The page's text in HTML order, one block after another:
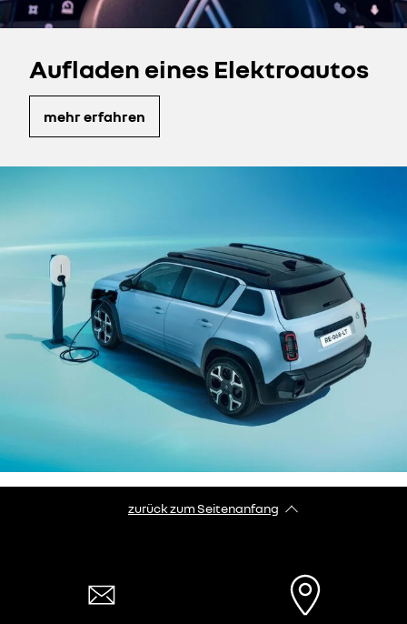
Aufladen eines Elektroautos
mehr erfahren
zurück zum Seitenanfang